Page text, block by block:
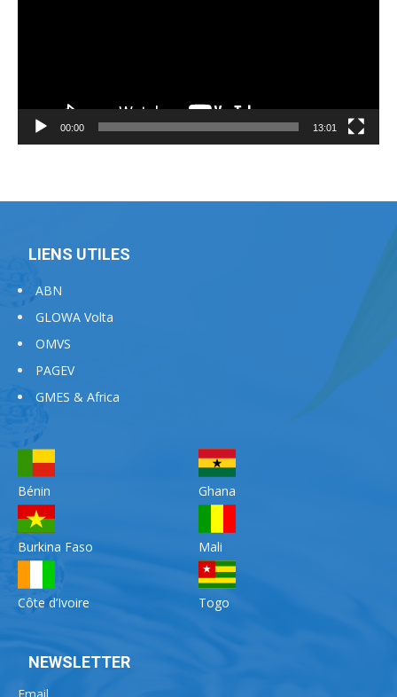
00:00 13:01
LIENS UTILES
ABN
GLOWA Volta
OMVS
PAGEV
GMES & Africa
Bénin
Burkina Faso
Côte d’Ivoire
Ghana
Mali
Togo
NEWSLETTER
Email